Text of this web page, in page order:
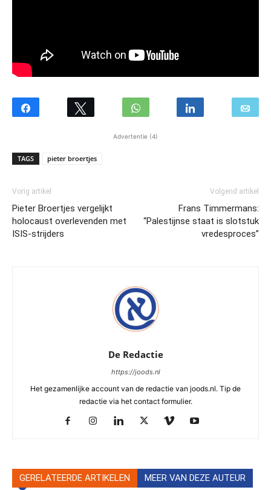
Advertentie (4)
TAGS pieter broertjes
Vorig artikel
Pieter Broertjes vergelijkt
holocaust overlevenden met
ISIS-strijders
Volgend artikel
Frans Timmermans:
“Palestijnse staat is slotstuk
vredesproces”
De Redactie
https://joods.nl
Het gezamenlijke account van de redactie van joods.nl. Tip de
redactie via het contact formulier.
GERELATEERDE ARTIKELEN MEER VAN DEZE AUTEUR